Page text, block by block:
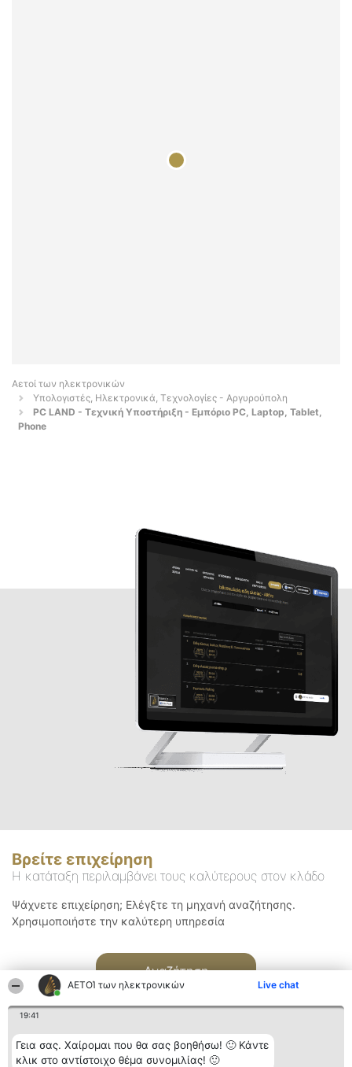
ΑΕΤΟΊ των ηλεκτρονικών Live chat
19:41
Γεια σας. Χαίρομαι που θα σας βοηθήσω! 🙂 Κάντε
κλικ στο αντίστοιχο θέμα συνομιλίας! 🙂
Αετοί των ηλεκτρονικών
Υπολογιστές, Ηλεκτρονικά, Τεχνολογίες - Αργυρούπολη
PC LAND - Τεχνική Υποστήριξη - Εμπόριο PC, Laptop, Tablet,
Phone
Βρείτε επιχείρηση
Η κατάταξη περιλαμβάνει τους καλύτερους στον κλάδο
Ψάχνετε επιχείρηση; Ελέγξτε τη μηχανή αναζήτησης.
Χρησιμοποιήστε την καλύτερη υπηρεσία
Αναζήτηση